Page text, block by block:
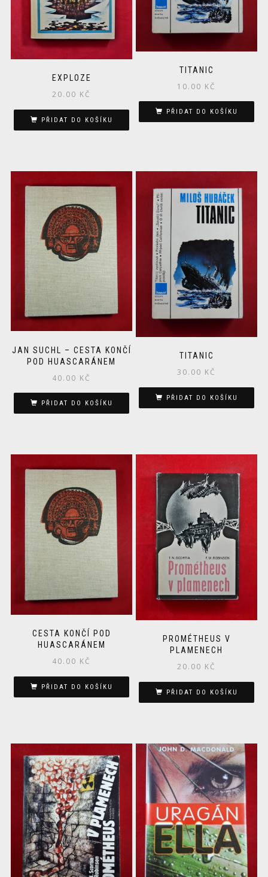
EXPLOZE
20.00 KČ
PŘIDAT DO KOŠÍKU
TITANIC
10.00 KČ
PŘIDAT DO KOŠÍKU
JAN SUCHL – CESTA KONČÍ
POD HUASCARÁNEM
40.00 KČ
PŘIDAT DO KOŠÍKU
TITANIC
30.00 KČ
PŘIDAT DO KOŠÍKU
CESTA KONČÍ POD
HUASCARÁNEM
40.00 KČ
PŘIDAT DO KOŠÍKU
PROMÉTHEUS V
PLAMENECH
20.00 KČ
PŘIDAT DO KOŠÍKU